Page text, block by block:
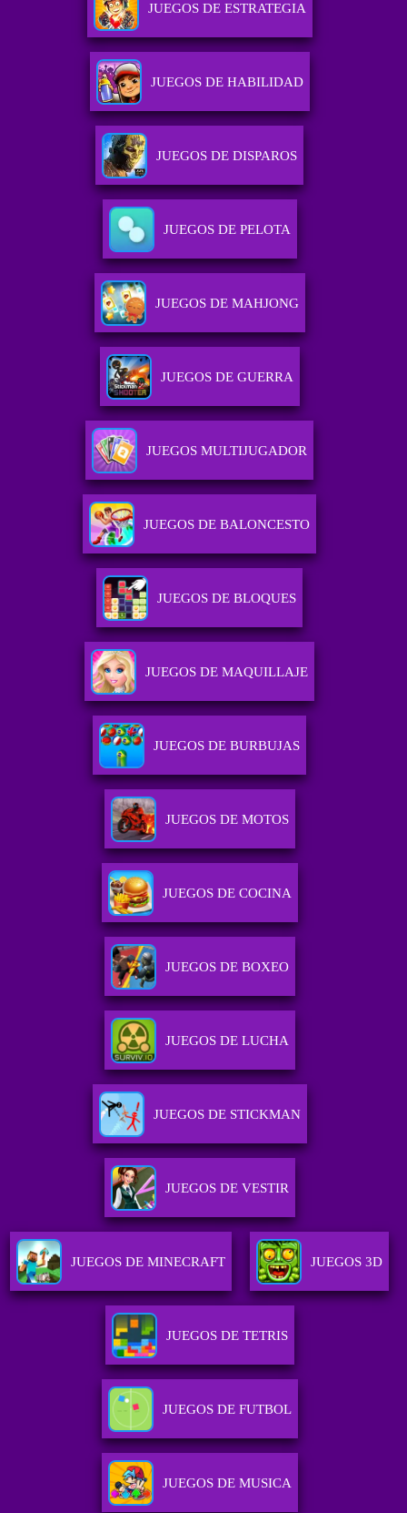
JUEGOS DE ESTRATEGIA
JUEGOS DE HABILIDAD
JUEGOS DE DISPAROS
JUEGOS DE PELOTA
JUEGOS DE MAHJONG
JUEGOS DE GUERRA
JUEGOS MULTIJUGADOR
JUEGOS DE BALONCESTO
JUEGOS DE BLOQUES
JUEGOS DE MAQUILLAJE
JUEGOS DE BURBUJAS
JUEGOS DE MOTOS
JUEGOS DE COCINA
JUEGOS DE BOXEO
JUEGOS DE LUCHA
JUEGOS DE STICKMAN
JUEGOS DE VESTIR
JUEGOS DE MINECRAFT JUEGOS 3D
JUEGOS DE TETRIS
JUEGOS DE FUTBOL
JUEGOS DE MUSICA